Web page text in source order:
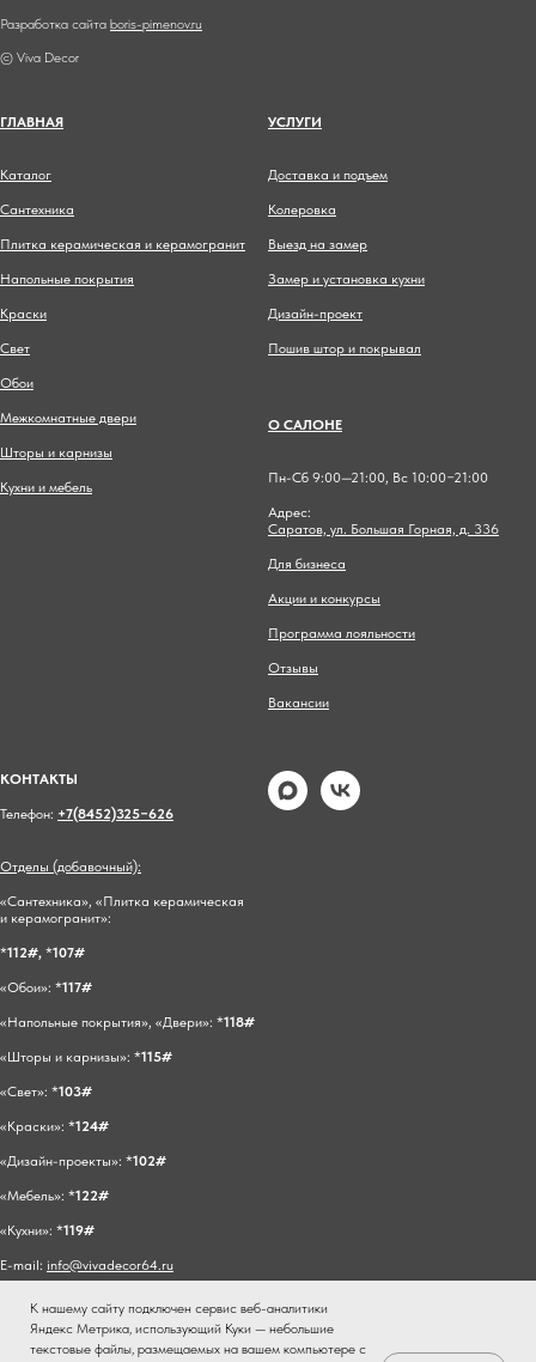
К нашему сайту подключен сервис веб-аналитики
Яндекс Метрика, использующий Куки — небольшие
текстовые файлы, размещаемых на вашем компьютере с
Разработка сайта boris-pimenov.ru
© Viva Decor
ГЛАВНАЯ
Каталог
Сантехника
Плитка керамическая и керамогранит
Напольные покрытия
Краски
Свет
Обои
Межкомнатные двери
Шторы и карнизы
Кухни и мебель
УСЛУГИ
Доставка и подъем
Колеровка
Выезд на замер
Замер и установка кухни
Дизайн-проект
Пошив штор и покрывал
О САЛОНЕ
Пн-Сб 9:00—21:00, Вс 10:00−21:00
Адрес:
Саратов, ул. Большая Горная, д. 336
Для бизнеса
Акции и конкурсы
Программа лояльности
Отзывы
Вакансии
КОНТАКТЫ
Телефон: +7(8452)325−626
Отделы (добавочный):
«Сантехника», «Плитка керамическая
и керамогранит»:
*112#, *107#
«Обои»: *117#
«Напольные покрытия», «Двери»: *118#
«Шторы и карнизы»: *115#
«Свет»: *103#
«Краски»: *124#
«Дизайн-проекты»: *102#
«Мебель»: *122#
«Кухни»: *119#
E-mail: info@vivadecor64.ru